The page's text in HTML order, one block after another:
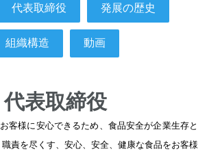
代表取締役 発展の歴史
組織構造 動画
代表取締役
様に安心できるため、食品安全が企業生存と
責を尽くす、安心、安全、健康な食品をお客様